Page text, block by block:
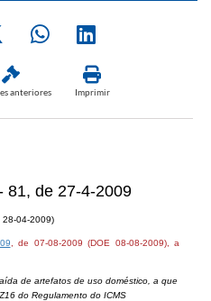
anteriores Imprimir
81, de 27-4-2009
28-04-2009)
, de 07-08-2009 (DOE 08-08-2009), a
de artefatos de uso doméstico, a que
do Regulamento do ICMS